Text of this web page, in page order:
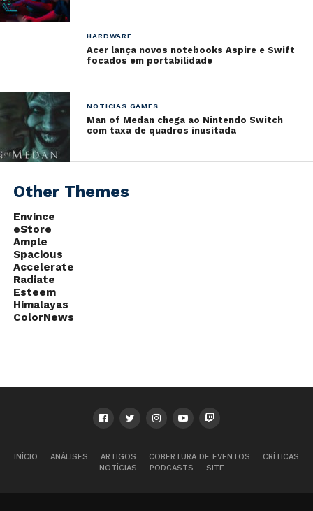
Músicos japoneses contribuíram com a produção dos
Hamamoto
Nobuyoshi Sano.
partir de maio.
HARDWARE
Acer lança novos notebooks Aspire e Swift
focados em portabilidade
NOTÍCIAS GAMES
Man of Medan chega ao Nintendo Switch
com taxa de quadros inusitada
Other Themes
Envince
eStore
Ample
Spacious
Accelerate
Radiate
Esteem
Himalayas
ColorNews
INÍCIO ANÁLISES ARTIGOS COBERTURA DE EVENTOS
CRÍTICAS
NOTÍCIAS
PODCASTS SITE